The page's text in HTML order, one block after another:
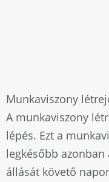
Munkaviszony
A munkaviszony
lépés. Ezt a
legkésőbb
állását követő